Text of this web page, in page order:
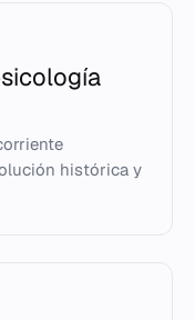
histórica y